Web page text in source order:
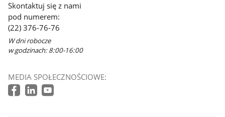
Skontaktuj się z nami
pod numerem:
(22) 376-76-76
W dni robocze
w godzinach: 8:00-16:00
MEDIA SPOŁECZNOŚCIOWE: